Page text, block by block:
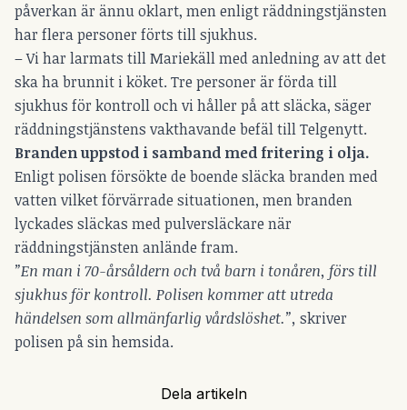
påverkan är ännu oklart, men enligt räddningstjänsten
har flera personer förts till sjukhus.
– Vi har larmats till Mariekäll med anledning av att det
ska ha brunnit i köket. Tre personer är förda till
sjukhus för kontroll och vi håller på att släcka, säger
räddningstjänstens vakthavande befäl till Telgenytt.
Branden uppstod i samband med fritering i olja.
Enligt polisen försökte de boende släcka branden med
vatten vilket förvärrade situationen, men branden
lyckades släckas med pulversläckare när
räddningstjänsten anlände fram.
”En man i 70-årsåldern och två barn i tonåren, förs till
sjukhus för kontroll. Polisen kommer att utreda
händelsen som allmänfarlig vårdslöshet.”, skriver
polisen på sin hemsida.
Dela artikeln